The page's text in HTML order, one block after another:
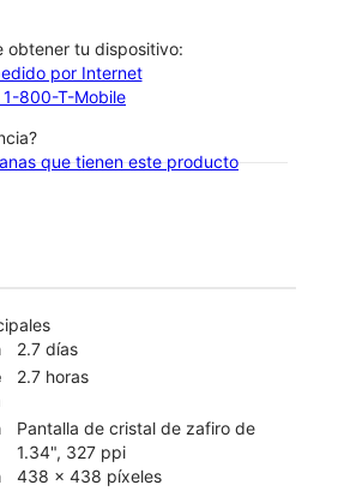
obtener tu dispositivo:
por Internet
1-800-T-Mobile
que tienen este producto
2.7 días
2.7 horas
Pantalla de cristal de zafiro de
1.34", 327 ppi
438 x 438 píxeles